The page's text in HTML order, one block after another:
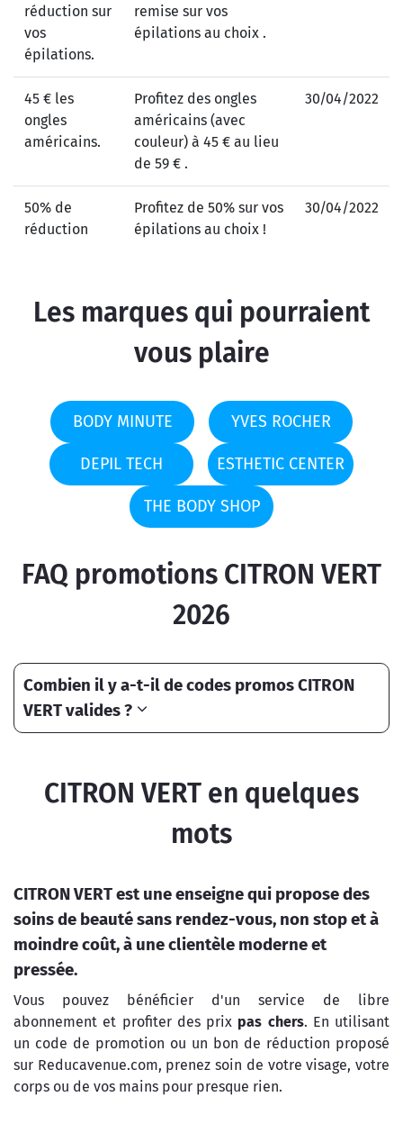
réduction sur
vos
épilations.
remise sur vos
épilations au choix .
45 € les
ongles
américains.
Profitez des ongles
américains (avec
couleur) à 45 € au lieu
de 59 € .
30/04/2022
50% de
réduction
Profitez de 50% sur vos
épilations au choix !
30/04/2022
Les marques qui pourraient
vous plaire
BODY MINUTE YVES ROCHER
DEPIL TECH ESTHETIC CENTER
THE BODY SHOP
FAQ promotions CITRON VERT
2026
Combien il y a-t-il de codes promos CITRON
VERT valides ?
CITRON VERT en quelques
mots
CITRON VERT est une enseigne qui propose des
soins de beauté sans rendez-vous, non stop et à
moindre coût, à une clientèle moderne et
pressée.
Vous pouvez bénéficier d'un service de libre
abonnement et profiter des prix pas chers. En utilisant
un code de promotion ou un bon de réduction proposé
sur Reducavenue.com, prenez soin de votre visage, votre
corps ou de vos mains pour presque rien.